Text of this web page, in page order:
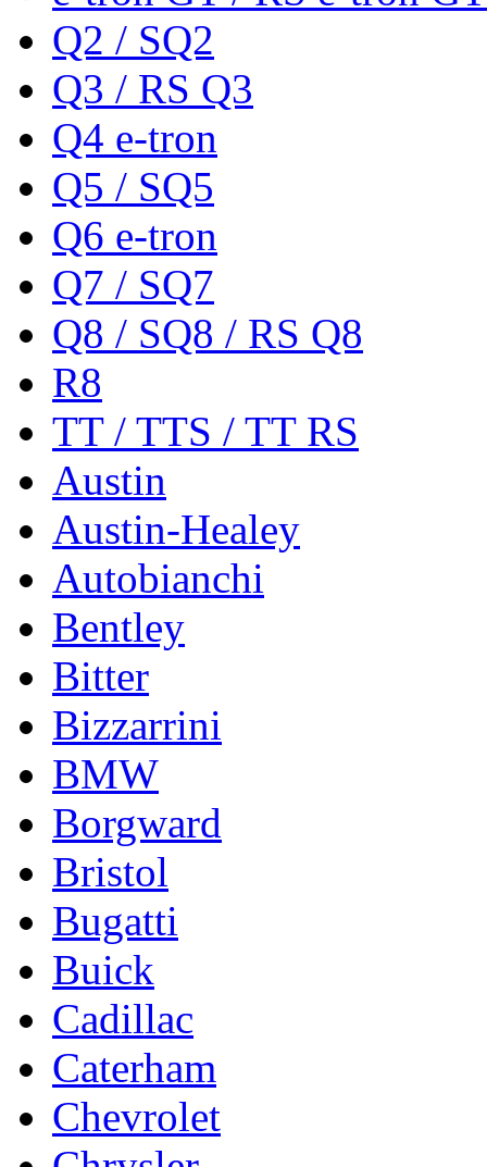
Q2 / SQ2
Q3 / RS Q3
Q4 e-tron
Q5 / SQ5
Q6 e-tron
Q7 / SQ7
Q8 / SQ8 / RS Q8
R8
TT / TTS / TT RS
Austin
Austin-Healey
Autobianchi
Bentley
Bitter
Bizzarrini
BMW
Borgward
Bristol
Bugatti
Buick
Cadillac
Caterham
Chevrolet